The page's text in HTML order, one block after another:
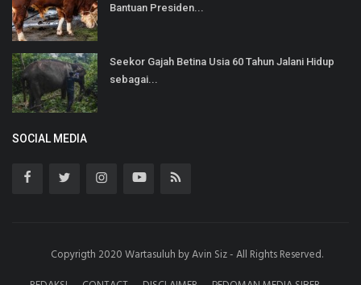
Bantuan Presiden...
Seekor Gajah Betina Usia 60 Tahun Jalani Hidup
sebagai...
SOCIAL MEDIA
Copyrigth 2020 Wartasuluh by Avin Siz - All Rights Reserved.